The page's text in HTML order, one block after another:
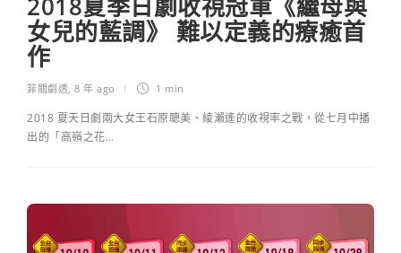
2018夏季日劇收視冠軍《繼母與
女兒的藍調》 難以定義的療癒首
作
菲關劇透, 8 年 ago 1 min
2018 夏天日劇兩大女王石原聰美、綾瀨遙的收視率之戰，從七月中播
出的「高嶺之花…